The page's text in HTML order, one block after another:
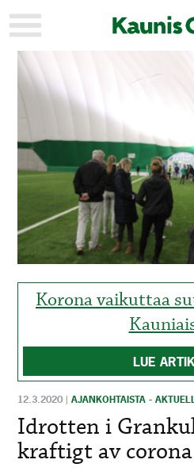
KAUPUNKI
AJANKOHTAISTA
KULTTUURI
KULTUR
HISTORIA
HISTORIA
YLEINEN
ALLMÄN
MAINOSTAJILLE
FÖR
Korona vaikuttaa
LUE
12.3.2020 |AJANKOHTAISTA -
Idrotten i
kraftigt av corona